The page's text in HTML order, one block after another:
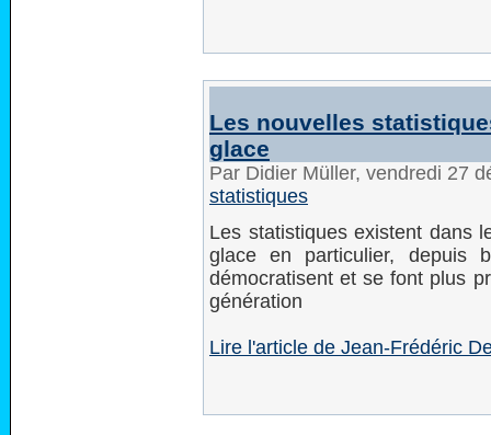
Les nouvelles
glace
Par Didier Müller, vendredi 27
statistiques
Les statistiques existent dans
glace en particulier, depuis
démocratisent et se font plus
génération
Lire l'article de Jean-Frédéric